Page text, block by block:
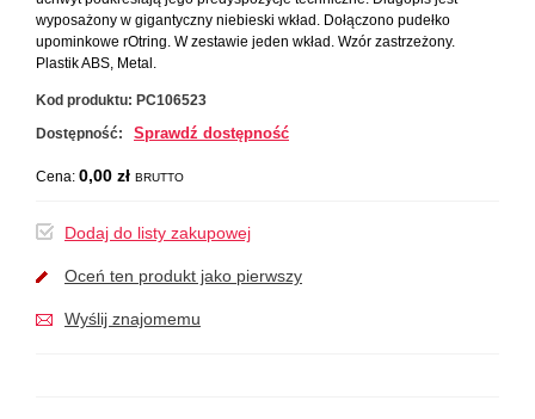
wyposażony w gigantyczny niebieski wkład. Dołączono pudełko
upominkowe rOtring. W zestawie jeden wkład. Wzór zastrzeżony.
Plastik ABS, Metal.
Kod produktu: PC106523
Dostępność:
Sprawdź dostępność
Cena: 0,00 zł BRUTTO
Dodaj do listy zakupowej
Oceń ten produkt jako pierwszy
Wyślij znajomemu